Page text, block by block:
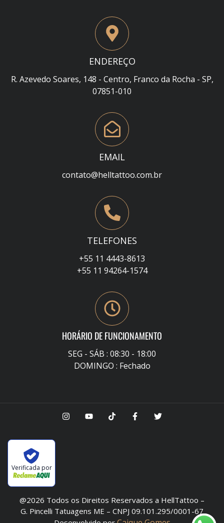
ENDEREÇO
R. Azevedo Soares, 148 - Centro, Franco da Rocha - SP,
07851-010
EMAIL
contato@helltattoo.com.br
TELEFONES
+55 11 4443-8613
+55 11 94264-1574
HORÁRIO DE FUNCIONAMENTO
SEG - SÁB : 08:30 - 18:00
DOMINGO : Fechado
Verificada por
@2026 Todos os Direitos Reservados a HellTattoo –
G. Pincelli Tatuagens ME – CNPJ 09.101.295/0001-67